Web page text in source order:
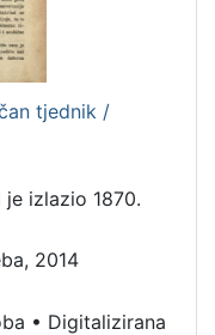
tjednik /
izlazio 1870.
2014
• Digitalizirana